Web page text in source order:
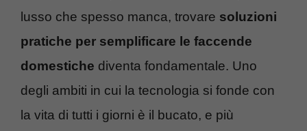
lusso che spesso manca, trovare soluzioni
pratiche per semplificare le faccende
domestiche diventa fondamentale. Uno
degli ambiti in cui la tecnologia si fonde con
la vita di tutti i giorni è il bucato, e più